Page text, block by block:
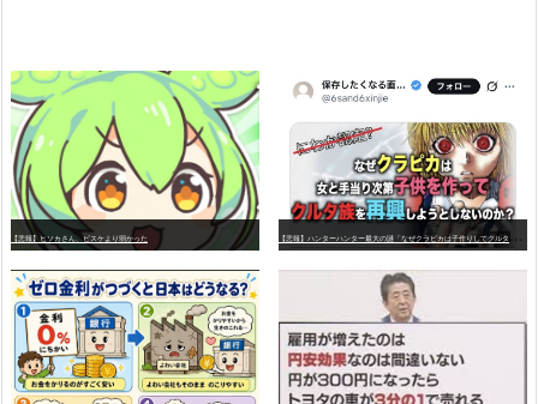
【悲報】ヒソカさん、ビスケより弱かった 【悲報】ハンターハンター最大の謎「なぜクラピカは子作りしてクルタ族を再興しようとしないのか？」 誰も答えられない・・・・・